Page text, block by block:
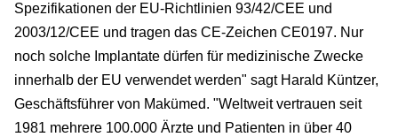
Spezifikationen der EU-Richtlinien 93/42/CEE und
2003/12/CEE und tragen das CE-Zeichen CE0197. Nur
noch solche Implantate dürfen für medizinische Zwecke
innerhalb der EU verwendet werden" sagt Harald Küntzer,
Geschäftsführer von Makümed. "Weltweit vertrauen seit
1981 mehrere 100.000 Ärzte und Patienten in über 40